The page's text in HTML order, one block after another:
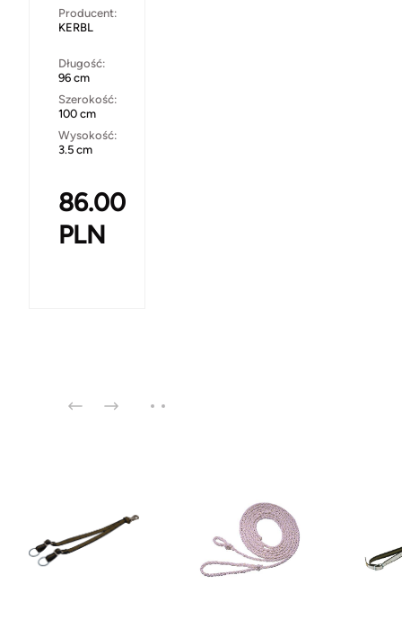
Producent:
KERBL
Długość:
96 cm
Szerokość:
100 cm
Wysokość:
3.5 cm
86.00
PLN